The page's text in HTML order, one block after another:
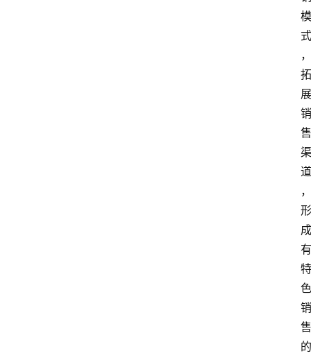
模
式
，
拓
展
销
售
渠
道
，
形
成
有
特
色
销
售
的